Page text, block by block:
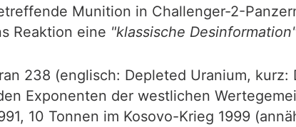
Munition in Challenger-2-
Reaktion eine "klassische
238 (englisch: Depleted Uranium, kurz:
Exponenten der westlichen
10 Tonnen im Kosovo-Krieg 1999